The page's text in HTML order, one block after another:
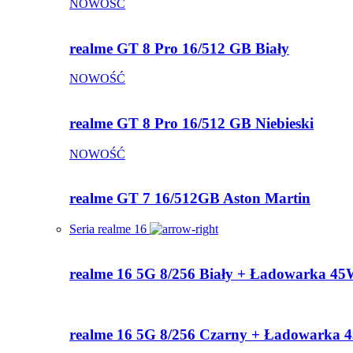
NOWOŚĆ
realme GT 8 Pro 16/512 GB Biały
NOWOŚĆ
realme GT 8 Pro 16/512 GB Niebieski
NOWOŚĆ
realme GT 7 16/512GB Aston Martin
Seria realme 16
realme 16 5G 8/256 Biały + Ładowarka
realme 16 5G 8/256 Czarny + Ładowarka